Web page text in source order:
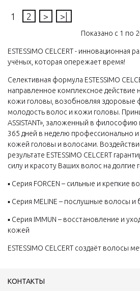
1 2 > >|
Показано с 1 по
ESTESSiMO CELCERT - инновационная
учёных, которая опережает время!
Селективная формула ESTESSIMO
направленное комплексное действие
кожи головы, возобновляя здоровые
молодость волос и кожи головы.
ASSISTANT», заложенный в
365 дней в неделю профессионально и
кожей головы и волосами.
результате ESTESSIMO CELCERT
силу и красоту Ваших волос на долгие
▪️ Серия FORCEN – сильные и крепкие
▪️ Серия MELINE – послушные волосы и
▪️ Серия IMMUN – восстановление и
кожей
ESTESSIMO CELCERT создаёт волосы
КОНТАКТЫ